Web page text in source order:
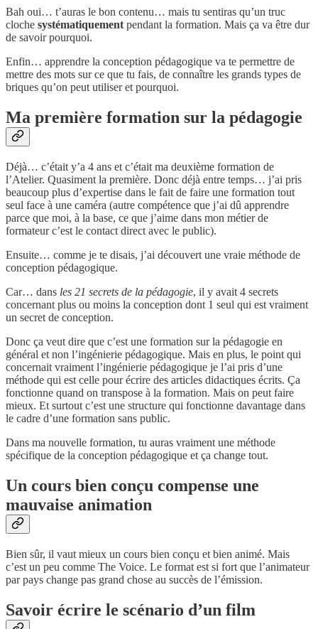
Bah oui… t’auras le bon contenu… mais tu sentiras qu’un truc
cloche systématiquementpendant la formation. Mais ça va être dur
de savoir pourquoi.
Enfin… apprendre la conception pédagogique va te permettre de
mettre des mots sur ce que tu fais, de connaître les grands types de
briques qu’on peut utiliser et pourquoi.
Ma première formation sur la pédagogie
Déjà… c’était y’a 4 ans et c’était ma deuxième formation de
l’Atelier. Quasiment la première. Donc déjà entre temps… j’ai pris
beaucoup plus d’expertise dans le fait de faire une formation tout
seul face à une caméra (autre compétence que j’ai dû apprendre
parce que moi, à la base, ce que j’aime dans mon métier de
formateur c’est le contact direct avec le public).
Ensuite… comme je te disais, j’ai découvert une vraie méthode de
conception pédagogique.
Car… dans les 21 secrets de la pédagogie, il y avait 4 secrets
concernant plus ou moins la conception dont 1 seul qui est vraiment
un secret de conception.
Donc ça veut dire que c’est une formation sur la pédagogie en
général et non l’ingénierie pédagogique. Mais en plus, le point qui
concernait vraiment l’ingénierie pédagogique je l’ai pris d’une
méthode qui est celle pour écrire des articles didactiques écrits. Ça
fonctionne quand on transpose à la formation. Mais on peut faire
mieux. Et surtout c’est une structure qui fonctionne davantage dans
le cadre d’une formation sans public.
Dans ma nouvelle formation, tu auras vraiment une méthode
spécifique de la conception pédagogique et ça change tout.
Un cours bien conçu compense une
mauvaise animation
Bien sûr, il vaut mieux un cours bien conçu et bien animé. Mais
c’est un peu comme The Voice. Le format est si fort que l’animateur
par pays change pas grand chose au succès de l’émission.
Savoir écrire le scénario d’un film